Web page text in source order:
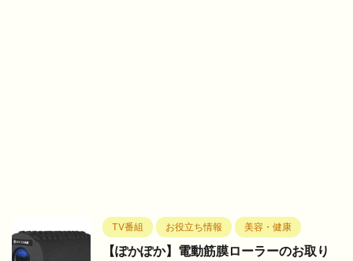
TV番組 お役立ち情報 美容・健康
【ぽかぽか】電動筋膜ローラーのお取り